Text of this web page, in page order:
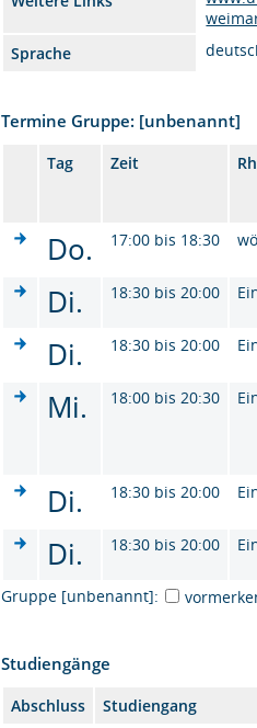
Sprache
Termine Gruppe: [unbenannt]
Tag Zeit
Do. 17:00 bis 18:30
Di. 18:30 bis 20:00
Di. 18:30 bis 20:00
Mi. 18:00 bis 20:30
Di. 18:30 bis 20:00
Di. 18:30 bis 20:00
Gruppe [unbenannt]:
Studiengänge
Abschluss
Studiengang